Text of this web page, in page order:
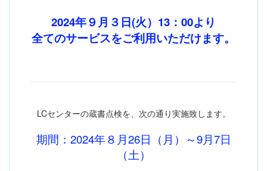
2024年９月３日(火）13：00より
全てのサービスをご利用いただけます。
LCセンターの蔵書点検を、次の通り実施致します。
期間：2024年８月26日（月）～9月7日
（土）